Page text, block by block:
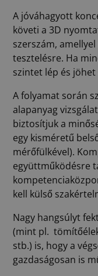
A jóváhagyott
követi a 3D
szerszám,
tesztelésre. Ha
szintet lép és
A folyamat során
alapanyag
biztosítjuk a
egy kisméretű
mérőfülkével).
együttműködésre
kell külső
Nagy hangsúlyt
(mint pl.
stb.) is, hogy a
gazdaságosan is